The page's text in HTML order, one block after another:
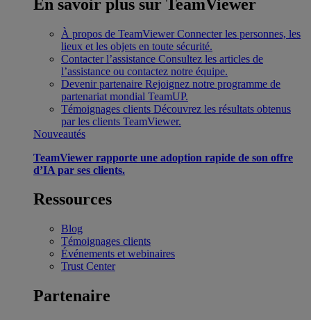
En savoir plus sur TeamViewer
À propos de TeamViewer Connecter les personnes, les
lieux et les objets en toute sécurité.
Contacter l’assistance Consultez les articles de
l’assistance ou contactez notre équipe.
Devenir partenaire Rejoignez notre programme de
partenariat mondial TeamUP.
Témoignages clients Découvrez les résultats obtenus
par les clients TeamViewer.
Nouveautés
TeamViewer rapporte une adoption rapide de son offre
d’IA par ses clients.
Ressources
Blog
Témoignages clients
Événements et webinaires
Trust Center
Partenaire